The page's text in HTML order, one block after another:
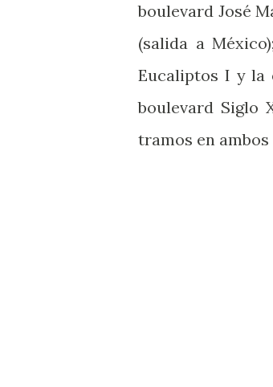
boulevard José
(salida a
Eucaliptos I y la
boulevard Siglo
tramos en